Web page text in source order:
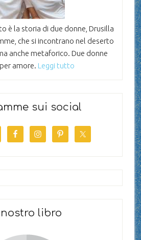
è la storia di due donne, Drusilla
che si incontrano nel deserto
anche metaforico. Due donne
amore. Leggi tutto
sui social
libro